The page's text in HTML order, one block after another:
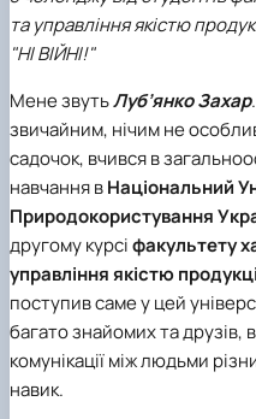
та управління якістю
"НІ ВІЙНІ!"
Мене звутьЛуб’янко Захар
звичайним, нічим не
садочок, вчився в
навчання вНаціональний
Природокористування
другому курсіфакультету
управління якістю
поступив саме у цей
багато знайомих та друзів,
комунікації між людьми
навик.